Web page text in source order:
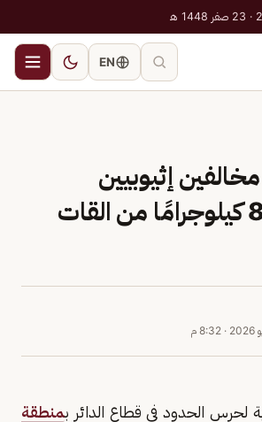
EN
إثيوبيين
لتهريبهما 80 كيلوجرامًا من القات
· 8:32 م
لحرس الحدود في قطاع الدائر بمنطقة